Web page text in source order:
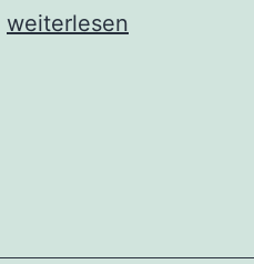
Megatrends
weiterlesen